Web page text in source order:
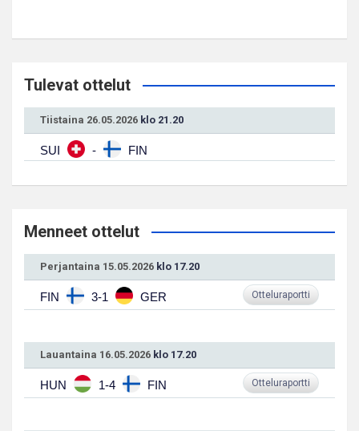
Tulevat ottelut
Tiistaina 26.05.2026 klo 21.20
SUI - FIN
Menneet ottelut
Perjantaina 15.05.2026 klo 17.20
FIN 3-1 GER Otteluraportti
Lauantaina 16.05.2026 klo 17.20
HUN 1-4 FIN Otteluraportti